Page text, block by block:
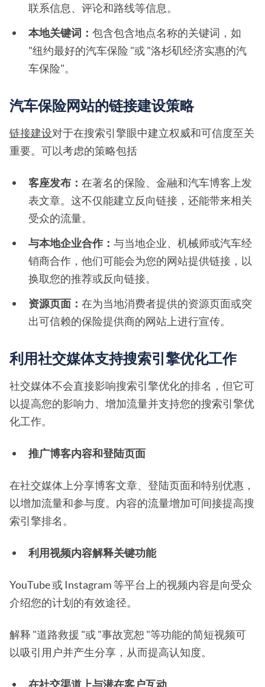
联系信息、评论和路线等信息。
本地关键词： 包含包含地点名称的关键词，如
"纽约最好的汽车保险 "或 "洛杉矶经济实惠的汽
车保险"。
汽车保险网站的链接建设策略
链接建设对于在搜索引擎眼中建立权威和可信度至关
重要。可以考虑的策略包括
客座发布： 在著名的保险、金融和汽车博客上发
表文章。这不仅能建立反向链接，还能带来相关
受众的流量。
与本地企业合作： 与当地企业、机械师或汽车经
销商合作，他们可能会为您的网站提供链接，以
换取您的推荐或反向链接。
资源页面： 在为当地消费者提供的资源页面或突
出可信赖的保险提供商的网站上进行宣传。
利用社交媒体支持搜索引擎优化工作
社交媒体不会直接影响搜索引擎优化的排名，但它可
以提高您的影响力、增加流量并支持您的搜索引擎优
化工作。
推广博客内容和登陆页面
在社交媒体上分享博客文章、登陆页面和特别优惠，
以增加流量和参与度。内容的流量增加可间接提高搜
索引擎排名。
利用视频内容解释关键功能
YouTube 或 Instagram 等平台上的视频内容是向受众
介绍您的计划的有效途径。
解释 "道路救援 "或 "事故宽恕 "等功能的简短视频可
以吸引用户并产生分享，从而提高认知度。
在社交渠道上与潜在客户互动